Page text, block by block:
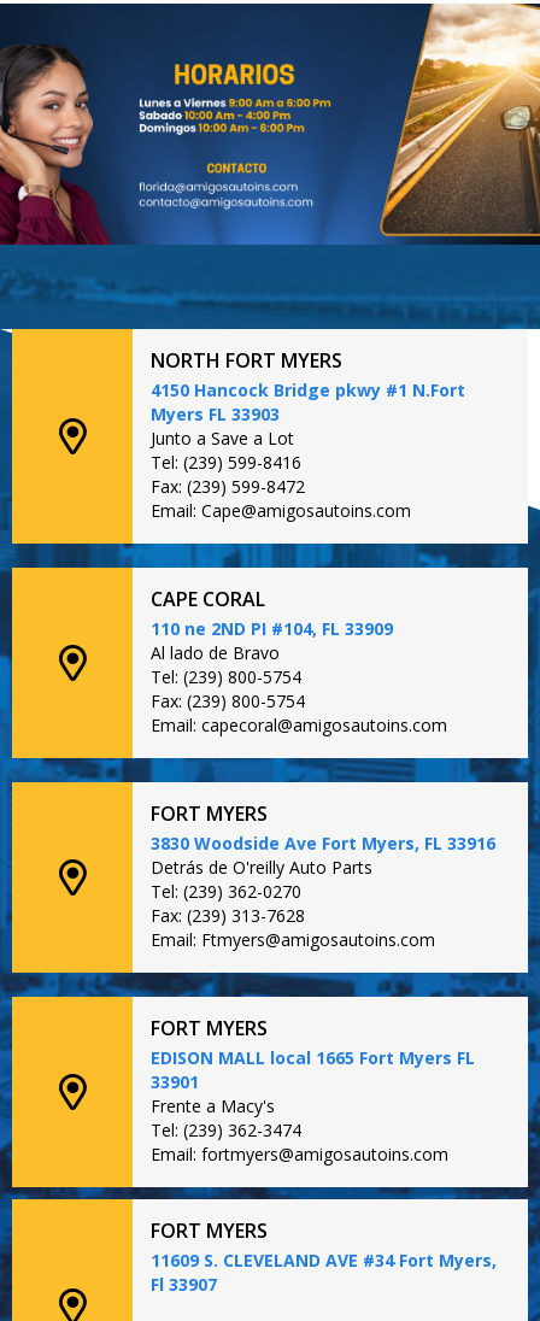
NORTH FORT MYERS
4150 Hancock Bridge pkwy #1 N.Fort
Myers FL 33903
Junto a Save a Lot
Tel: (239) 599-8416
Fax: (239) 599-8472
Email: Cape@amigosautoins.com
CAPE CORAL
110 ne 2ND PI #104, FL 33909
Al lado de Bravo
Tel: (239) 800-5754
Fax: (239) 800-5754
Email: capecoral@amigosautoins.com
FORT MYERS
3830 Woodside Ave Fort Myers, FL 33916
Detrás de O'reilly Auto Parts
Tel: (239) 362-0270
Fax: (239) 313-7628
Email: Ftmyers@amigosautoins.com
FORT MYERS
EDISON MALL local 1665 Fort Myers FL
33901
Frente a Macy's
Tel: (239) 362-3474
Email: fortmyers@amigosautoins.com
FORT MYERS
11609 S. CLEVELAND AVE #34 Fort Myers,
Fl 33907